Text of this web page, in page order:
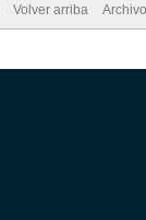
Volver arriba